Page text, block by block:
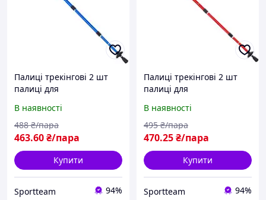
Палиці трекінгові 2 шт
палиці для
50-107 см ENERGIA TY-
2915-1
В наявності
463.60₴/пара
488 ₴/пара
Купити
Sportteam 94%
Палиці трекінгові 2 шт
палиці для
50-107 см ENERGIA TY-
2915-2
В наявності
470.25₴/пара
495 ₴/пара
Купити
Sportteam 94%